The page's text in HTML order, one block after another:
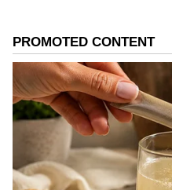
గూగుల్‌లో ఆసక్తికరమైన
ను మీ ఫ్రిఫర్డ్